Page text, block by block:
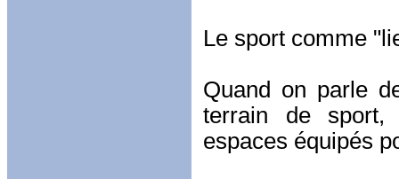
Le sport comme
Quand on parle
terrain de sport,
espaces équipés